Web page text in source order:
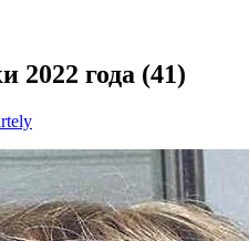
2022 года (41)